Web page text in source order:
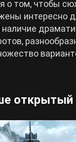
о том, чтобы
интересно